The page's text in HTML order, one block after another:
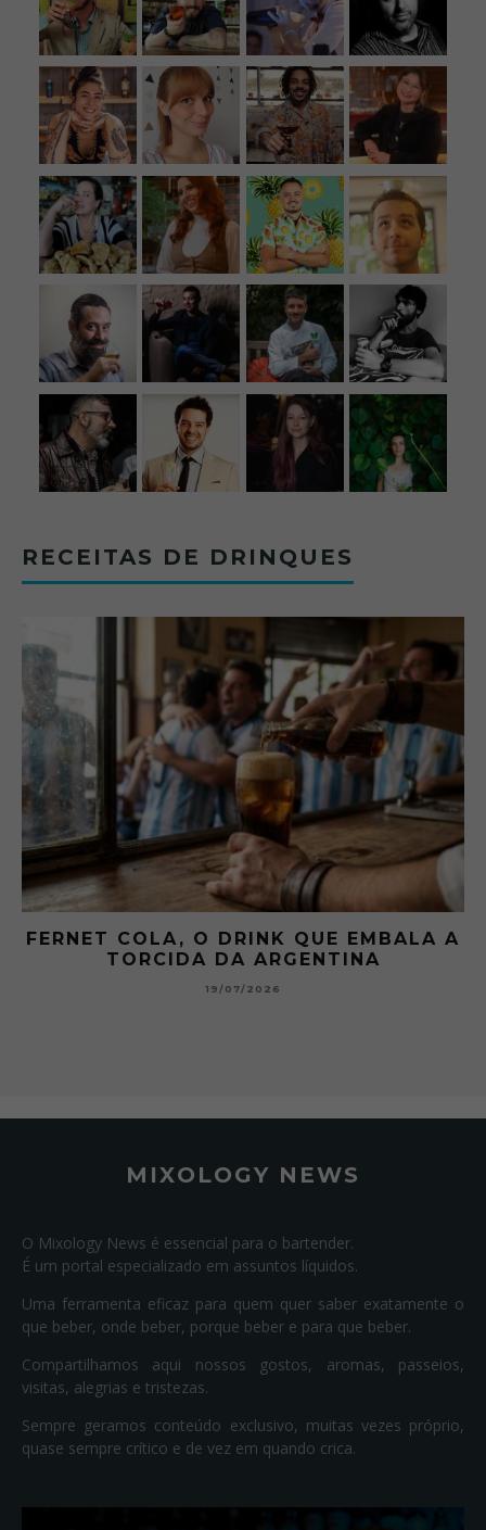
RECEITAS DE DRINQUES
FERNET COLA, O DRINK QUE EMBALA A
TORCIDA DA ARGENTINA
19/07/2026
MIXOLOGY NEWS
O Mixology News é essencial para o bartender.
É um portal especializado em assuntos líquidos.
Uma ferramenta eficaz para quem quer saber exatamente o
que beber, onde beber, porque beber e para que beber.
Compartilhamos aqui nossos gostos, aromas, passeios,
visitas, alegrias e tristezas.
Sempre geramos conteúdo exclusivo, muitas vezes próprio,
quase sempre crítico e de vez em quando crica.